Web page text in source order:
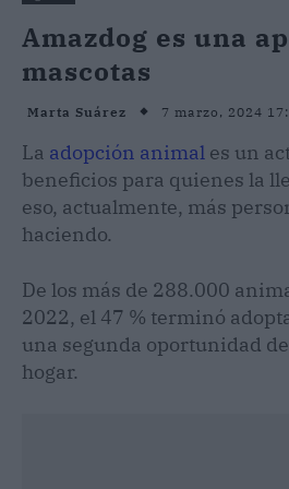
Amazdog es una
mascotas
Marta Suárez 7 marzo, 2024
La adopción animal es un
beneficios para quienes la
eso, actualmente, más
haciendo.
De los más de 288.000
2022, el 47 % terminó
una segunda oportunidad
hogar.